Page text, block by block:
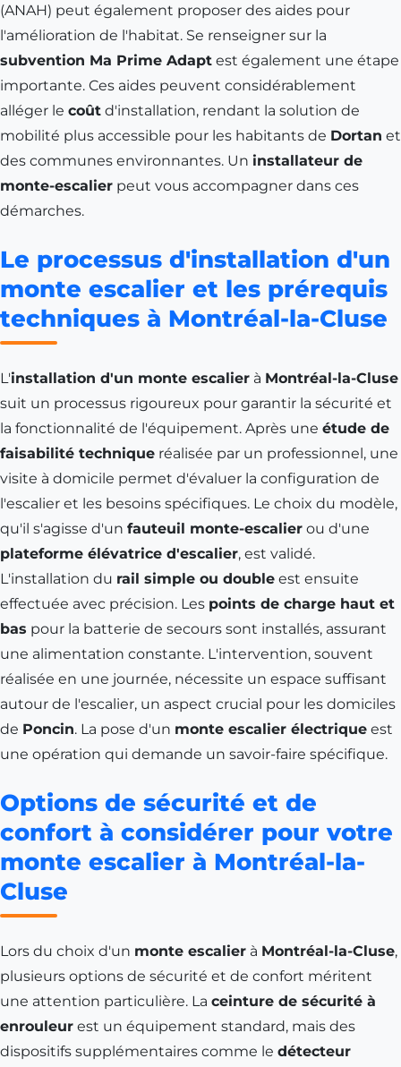
(ANAH) peut également proposer des aides pour
l'amélioration de l'habitat. Se renseigner sur la
subvention Ma Prime Adapt est également une étape
importante. Ces aides peuvent considérablement
alléger le coût d'installation, rendant la solution de
mobilité plus accessible pour les habitants de Dortan et
des communes environnantes. Un installateur de
monte-escalier peut vous accompagner dans ces
démarches.
Le processus d'installation d'un
monte escalier et les prérequis
techniques à Montréal-la-Cluse
L'installation d'un monte escalier à Montréal-la-Cluse
suit un processus rigoureux pour garantir la sécurité et
la fonctionnalité de l'équipement. Après une étude de
faisabilité technique réalisée par un professionnel, une
visite à domicile permet d'évaluer la configuration de
l'escalier et les besoins spécifiques. Le choix du modèle,
qu'il s'agisse d'un fauteuil monte-escalier ou d'une
plateforme élévatrice d'escalier, est validé.
L'installation du rail simple ou double est ensuite
effectuée avec précision. Les points de charge haut et
bas pour la batterie de secours sont installés, assurant
une alimentation constante. L'intervention, souvent
réalisée en une journée, nécessite un espace suffisant
autour de l'escalier, un aspect crucial pour les domiciles
de Poncin. La pose d'un monte escalier électrique est
une opération qui demande un savoir-faire spécifique.
Options de sécurité et de
confort à considérer pour votre
monte escalier à Montréal-la-
Cluse
Lors du choix d'un monte escalier à Montréal-la-Cluse,
plusieurs options de sécurité et de confort méritent
une attention particulière. La ceinture de sécurité à
enrouleur est un équipement standard, mais des
dispositifs supplémentaires comme le détecteur